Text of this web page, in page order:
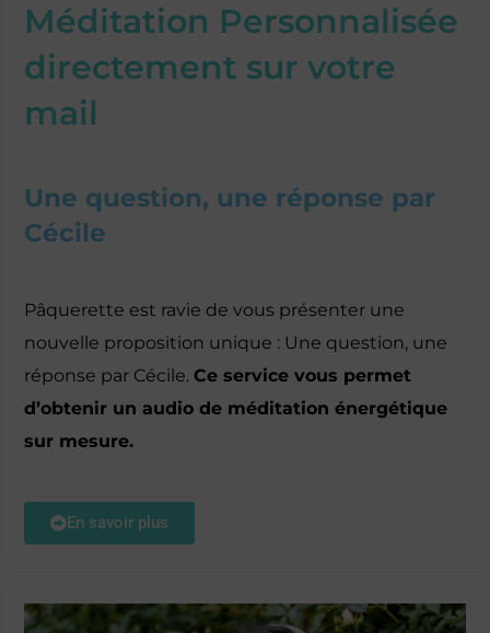
Méditation Personnalisée​
directement sur votre
mail
Une question, une réponse par
Cécile​
Pâquerette est ravie de vous présenter une
nouvelle proposition unique : Une question, une
réponse par Cécile. Ce service vous permet
d’obtenir un audio de méditation énergétique
sur mesure.
En savoir plus